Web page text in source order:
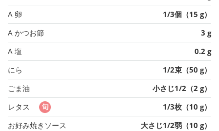
A 卵
1/3個（15 g）
A かつお節
3 g
A 塩
0.2 g
にら
1/2束（50 g）
ごま油
小さじ1/2（2 g）
レタス
1/3枚（10 g）
お好み焼きソース
大さじ1/2弱（10 g）